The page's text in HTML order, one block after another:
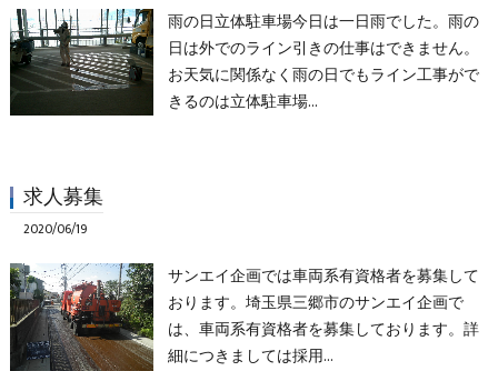
雨の日立体駐車場今日は一日雨でした。雨の
日は外でのライン引きの仕事はできません。
お天気に関係なく雨の日でもライン工事がで
きるのは立体駐車場…
求人募集
2020/06/19
サンエイ企画では車両系有資格者を募集して
おります。埼玉県三郷市のサンエイ企画で
は、車両系有資格者を募集しております。詳
細につきましては採用…